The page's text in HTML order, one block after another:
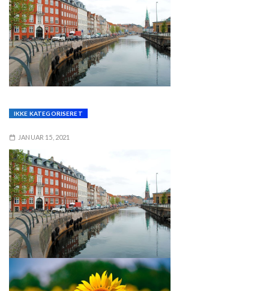
IKKE KATEGORISERET
JANUAR 15, 2021